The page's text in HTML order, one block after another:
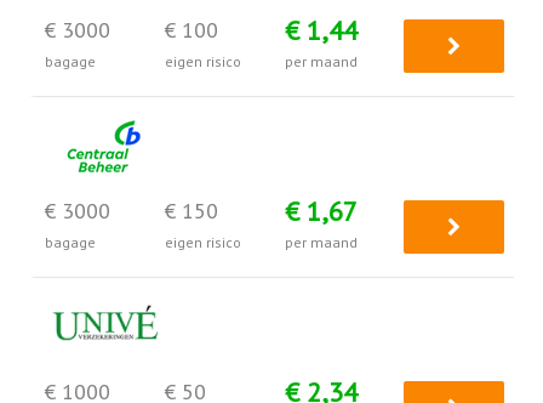
€ 3000
bagage
€ 100
eigen risico
€ 1,44
per maand
€ 3000
bagage
€ 150
eigen risico
€ 1,67
per maand
€ 1000 € 50 € 2,34